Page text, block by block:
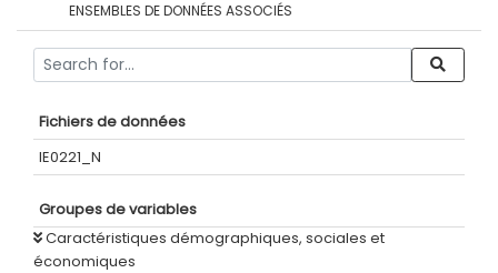
ENSEMBLES DE DONNÉES ASSOCIÉS
Fichiers de données
IE0221_N
Groupes de variables
Caractéristiques démographiques, sociales et
économiques